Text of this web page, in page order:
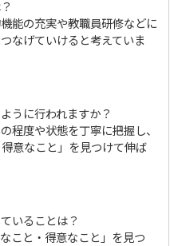
能の充実や教職員研修などに
なげていけると考えていま
うに行われますか？
程度や状態を丁寧に把握し、
意なこと」を見つけて伸ば
いることは？
こと・得意なこと」を見つ